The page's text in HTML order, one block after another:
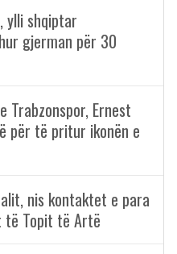
ylli shqiptar
gjerman për 30
Trabzonspor, Ernest
për të pritur ikonën e
nis kontaktet e para
Topit të Artë